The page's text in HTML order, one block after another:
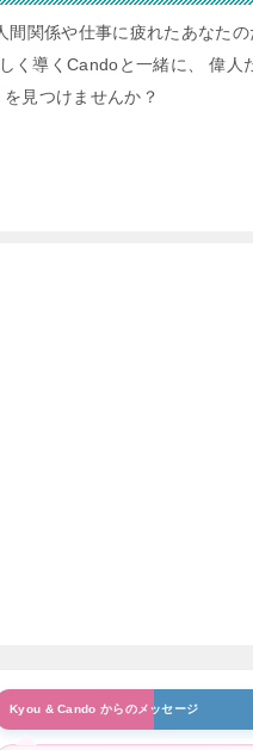
間関係や仕事に疲れたあなたの
く導くCandoと一緒に、 偉人
見つけませんか？
Kyou & Cando からのメッセージ